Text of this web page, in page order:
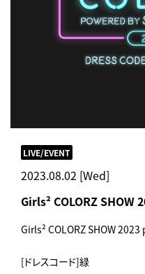
2023.08.02 [Wed]
LIVE/EVENT
Girls² COLORZ SHOW
Girls² COLORZ SHOW
[ドレスコード]緑